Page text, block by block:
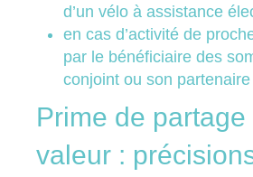
d’un vélo à assistance
en cas d’activité de
par le bénéficiaire des
conjoint ou son
Prime de partage
valeur :